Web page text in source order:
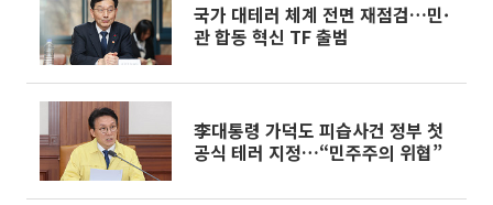
국가 대테러 체계 전면 재점검…민·
관 합동 혁신 TF 출범
李대통령 가덕도 피습사건 정부 첫
공식 테러 지정…“민주주의 위협”